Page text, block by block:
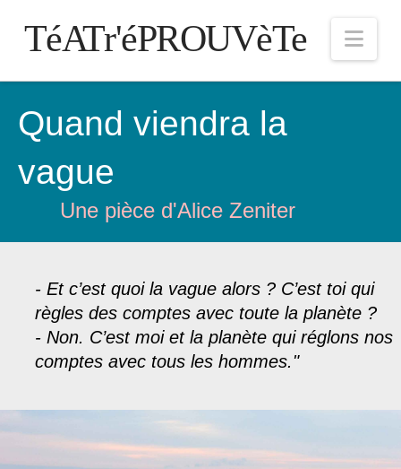
TéATr'éPROUVèTe
Quand viendra la
vague
Une pièce d'Alice Zeniter
- Et c’est quoi la vague alors ? C’est toi qui
règles des comptes avec toute la planète ?
- Non. C’est moi et la planète qui réglons nos
comptes avec tous les hommes."